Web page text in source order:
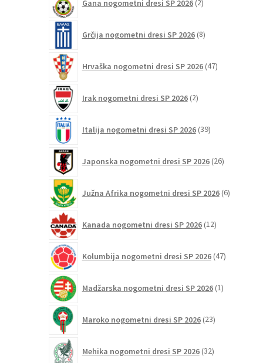
Gana nogometni dresi SP 2026 2izdelka
Grčija nogometni dresi SP 2026 8izdelkov
Hrvaška nogometni dresi SP 2026 47izdelkov
Irak nogometni dresi SP 2026 2izdelka
Italija nogometni dresi SP 2026 39izdelkov
Japonska nogometni dresi SP 2026 26izdelkov
Južna Afrika nogometni dresi SP 2026 6izdelkov
Kanada nogometni dresi SP 2026 12izdelkov
Kolumbija nogometni dresi SP 2026 47izdelkov
Madžarska nogometni dresi SP 2026 1izdelek
Maroko nogometni dresi SP 2026 23izdelkov
Mehika nogometni dresi SP 2026 32izdelkov